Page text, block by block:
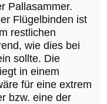
Pallasammer.
Flügelbinden ist
restlichen
wie dies bei
sollte. Die
in einem
für eine extrem
bzw. eine der